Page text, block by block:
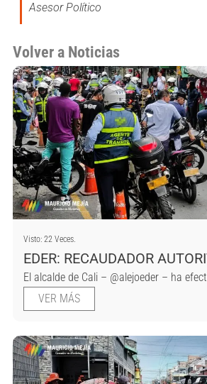
Asesor Político
Volver a Noticias
Visto: 22 Veces.
EDER: RECAUDADOR
El alcalde de Cali – @alejoeder – ha
VER MÁS